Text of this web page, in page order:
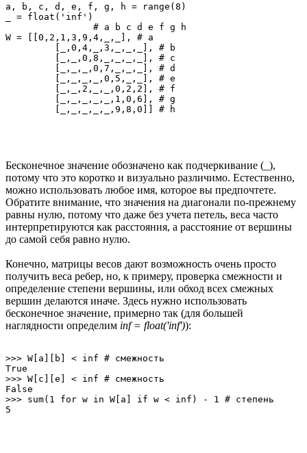
a, b, c, d, e, f, g, h = range(8)
_ = float('inf')
W = [[0,2,1,3,9,4,_,_], # a
Бесконечное значение обозначено как подчеркивание ( ),
потому что это коротко и визуально различимо. Естественно,
можно использовать любое имя, которое вы предпочтете.
Обратите внимание, что значения на диагонали по-прежнему
равны нулю, потому что даже без учета петель, веса часто
интерпретируются как расстояния, а расстояние от вершины
до самой себя равно нулю.
Конечно, матрицы весов дают возможность очень просто
получить веса ребер, но, к примеру, проверка смежности и
определение степени вершины, или обход всех смежных
вершин делаются иначе. Здесь нужно использовать
бесконечное значение, примерно так (для большей
наглядности определим inf = float('inf')):
>>> W[a][b] < inf # смежность
True
>>> W[c][e] < inf # смежность
False
>>> sum(1 for w in W[a] if w < inf) - 1 # степень